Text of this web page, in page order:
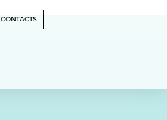
CONTACTS